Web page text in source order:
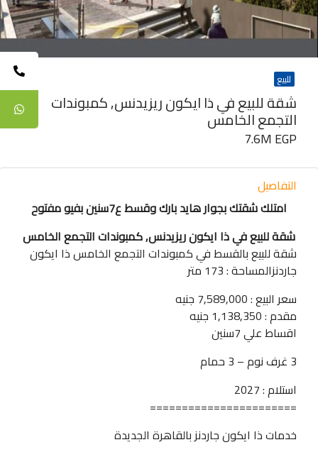
للبيع
شقة للبيع في ذا ايكون ريزيدنس, كمبوندات
التجمع الخامس
7.6M EGP
التفاصيل
امتلك شقتك بجوار هايد بارك وقسط ع7سنين بفيو مفتوح
شقة للبيع في ذا ايكون ريزيدنس, كمبوندات التجمع الخامس
شقة للبيع بالقسط في كمبوندات التجمع الخامس ذا ايكون
جاردنزالمساحة : 173 متر
سعر البيع : 7,589,000 جنيه
مقدم : 1,138,350 جنيه
اقساط علي 7سنين
3 غرف نوم – 3 حمام
استلام : 2027
=======================
خدمات ذا ايكون جاردنز بالقاهرة الجديدة